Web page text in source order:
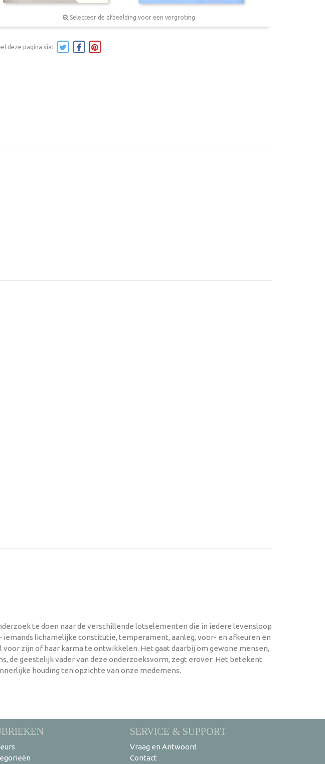
Selecteer de afbeelding voor een vergroting
deze pagina via:
te doen naar de verschillende lotselementen die in iedere levensloop
lichamelijke constitutie, temperament, aanleg, voor- en afkeuren en
zijn of haar karma te ontwikkelen. Het gaat daarbij om gewone mensen,
de geestelijk vader van deze onderzoeksvorm, zegt erover: Het betekent
houding ten opzichte van onze medemens.
SERVICE & SUPPORT
Vraag en Antwoord
Contact